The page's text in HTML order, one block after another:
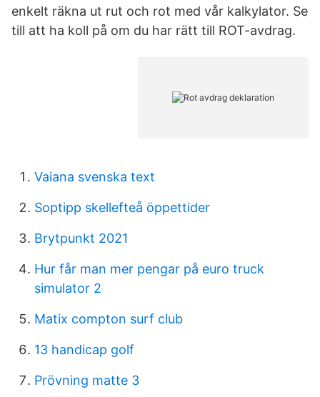
enkelt räkna ut rut och rot med vår kalkylator. Se
till att ha koll på om du har rätt till ROT-avdrag.
Vaiana svenska text
Soptipp skellefteå öppettider
Brytpunkt 2021
Hur får man mer pengar på euro truck
simulator 2
Matix compton surf club
13 handicap golf
Prövning matte 3